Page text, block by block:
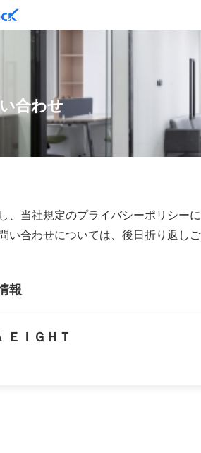
合わせ
、当社規定のプライバシーポリシー
い合わせについては、後⽇折り返し
報
ＥＩＧＨＴ